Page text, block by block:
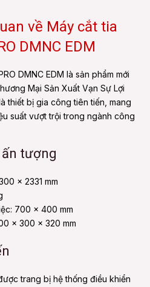
về Máy cắt tia
DMNC EDM
DMNC EDM là sản phẩm mới
Mại Sản Xuất Vạn Sự Lợi
thiết bị gia công tiên tiến, mang
suất vượt trội trong ngành công
tượng
x 2331 mm
700 x 400 mm
x 300 x 320 mm
trang bị hệ thống điều khiển